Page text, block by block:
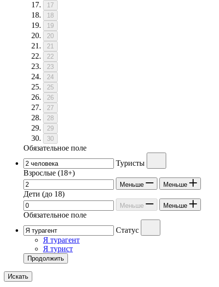
17
18
19
20
21
22
23
24
25
26
27
28
29
30
Обязательное поле
Туристы
Взрослые (18+)
Меньше Меньше
Дети (до 18)
Меньше Меньше
Обязательное поле
Статус
Я турагент
Я турист
Продолжить
Искать